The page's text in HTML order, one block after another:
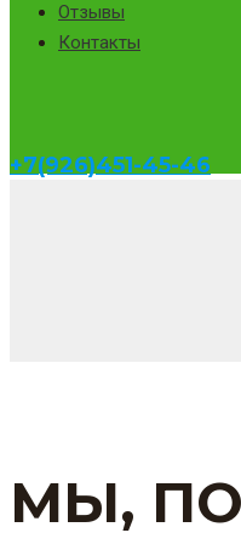
Отзывы
Контакты
+7(926)451-45-46
МЫ,